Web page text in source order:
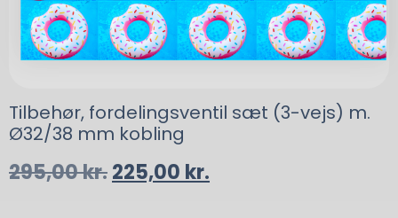
Tilbehør, fordelingsventil sæt (3-vejs) m.
Ø32/38 mm kobling
295,00kr.225,00 kr.